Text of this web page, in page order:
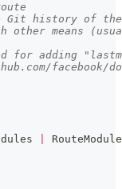
Git history of
other means
for adding
facebook/